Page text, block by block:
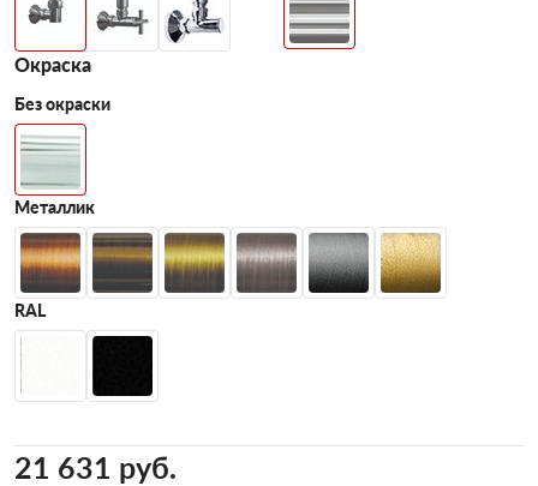
Окраска
Без окраски
Металлик
RAL
21 631 pуб.